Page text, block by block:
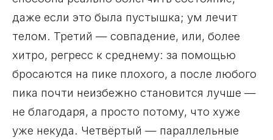
даже если это была пустышка; ум лечит
телом. Третий — совпадение, или, более
хитро, регресс к среднему: за помощью
бросаются на пике плохого, а после любого
пика почти неизбежно становится лучше —
не благодаря, а просто потому, что хуже
уже некуда. Четвёртый — параллельные